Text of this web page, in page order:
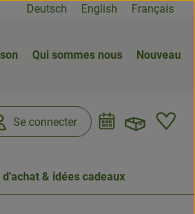
Deutsch English Français
Qui sommes nous Nouveau
Se connecter
d'achat & idées cadeaux